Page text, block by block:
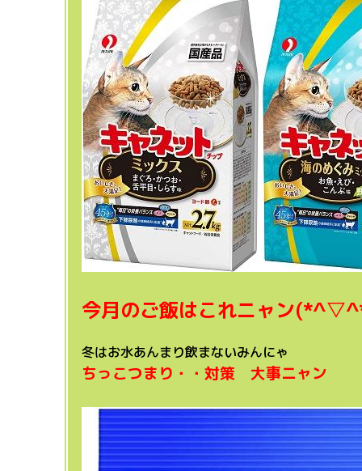
今月のご飯はこれニャン
冬はお水あんまり飲まないみんにゃ
ちっこつまり・・対策 大事ニャン